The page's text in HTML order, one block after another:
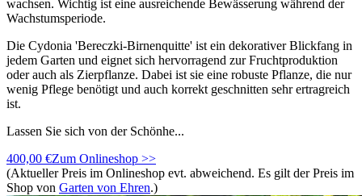
wachsen. Wichtig ist eine ausreichende Bewässerung während der
Wachstumsperiode.
Die Cydonia 'Bereczki-Birnenquitte' ist ein dekorativer Blickfang in
jedem Garten und eignet sich hervorragend zur Fruchtproduktion
oder auch als Zierpflanze. Dabei ist sie eine robuste Pflanze, die nur
wenig Pflege benötigt und auch korrekt geschnitten sehr ertragreich
ist.
Lassen Sie sich von der Schönhe...
400,00 €Zum Onlineshop >>
(Aktueller Preis im Onlineshop evt. abweichend. Es gilt der Preis im
Shop von Garten von Ehren.)